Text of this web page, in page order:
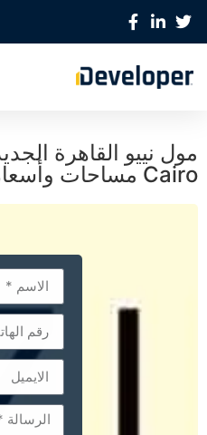
Cairo مساحات وأسعار